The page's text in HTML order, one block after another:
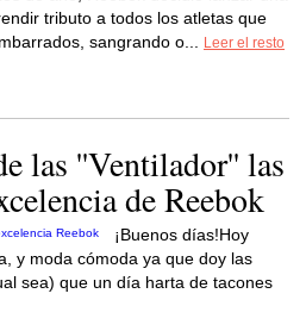
tributo a todos los atletas que
sangrando o...
Leer el resto
las ''Ventilador'' las
de Reebok
¡Buenos días!Hoy
y moda cómoda ya que doy las
sea) que un día harta de tacones